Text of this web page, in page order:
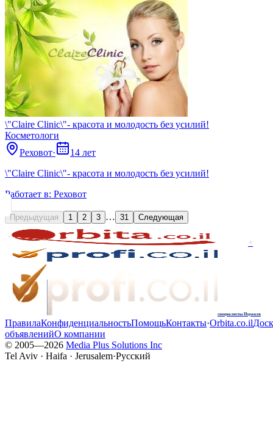
\"Claire Clinic\"- красота и молодость без усилий!
Косметологи
Реховот·
14 лет
\"Claire Clinic\"- красота и молодость без усилий!
Работает в: Реховот
Предыдущая 1 2 3 … 31 Следующая
+
специалисты Израиля
ПравилаКонфиденциальностьПомощьКонтакты·Orbita.co.il
объявленийО компании
© 2005—2026 Media Plus Solutions Inc
Tel Aviv · Haifa · Jerusalem·Русский